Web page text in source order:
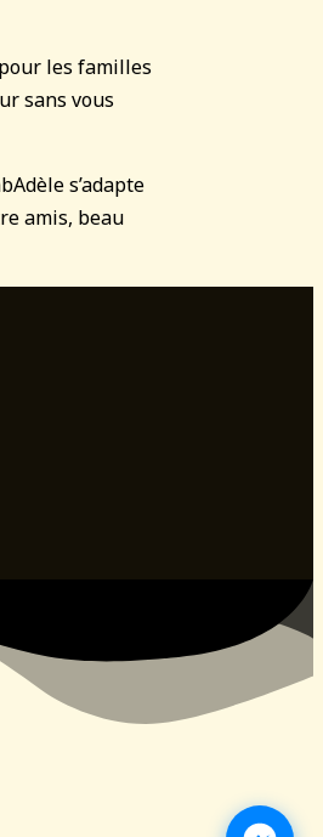
les familles
sans vous
s’adapte
amis, beau